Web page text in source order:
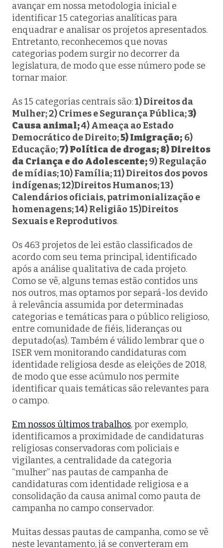
avançar em nossa metodologia inicial e
identificar 15 categorias analíticas para
enquadrar e analisar os projetos apresentados.
Entretanto, reconhecemos que novas
categorias podem surgir no decorrer da
legislatura, de modo que esse número pode se
tornar maior.
As 15 categorias centrais são:1) Direitos da
Mulher; 2) Crimes e Segurança Pública;3)
Causa animal;4) Ameaça ao Estado
Democrático de Direito;5) Imigração; 6)
Educação;7) Política de drogas;8) Direitos
da Criança e do Adolescente;9) Regulação
de mídias; 10) Família; 11) Direitos dos povos
indígenas; 12)Direitos Humanos; 13)
Calendários oficiais, patrimonialização e
homenagens; 14) Religião 15)Direitos
Sexuais e Reprodutivos.
Os 463 projetos de lei estão classificados de
acordo com seu tema principal, identificado
após a análise qualitativa de cada projeto.
Como se vê, alguns temas estão contidos uns
nos outros, mas optamos por separá-los devido
à relevância assumida por determinadas
categorias e temáticas para o público religioso,
entre comunidade de fiéis, lideranças ou
deputado(as). Também é válido lembrar que o
ISER vem monitorando candidaturas com
identidade religiosa desde as eleições de 2018,
de modo que esse acúmulo nos permite
identificar quais temáticas são relevantes para
o campo.
Em nossos últimos trabalhos, por exemplo,
identificamos a proximidade de candidaturas
religiosas conservadoras com policiais e
vigilantes, a centralidade da categoria
“mulher” nas pautas de campanha de
candidaturas com identidade religiosa e a
consolidação da causa animal como pauta de
campanha no campo conservador.
Muitas dessas pautas de campanha, como se vê
neste levantamento, já se converteram em